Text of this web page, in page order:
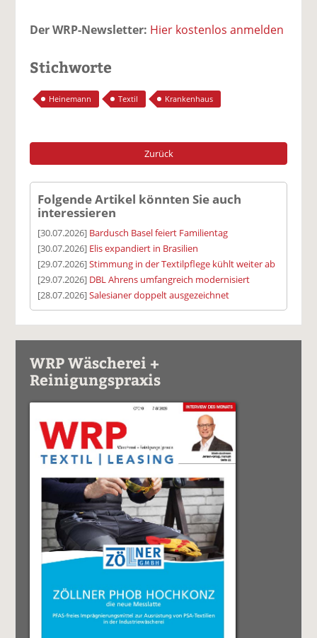
Der WRP-Newsletter: Hier kostenlos anmelden
Stichworte
Heinemann Textil Krankenhaus
Zurück
Folgende Artikel könnten Sie auch
interessieren
[30.07.2026] Bardusch Basel feiert Familientag
[30.07.2026] Elis expandiert in Brasilien
[29.07.2026]Stimmung in der Textilpflege kühlt weiter ab
[29.07.2026] DBL Ahrens umfangreich modernisiert
[28.07.2026]Salesianer doppelt ausgezeichnet
WRP Wäscherei +
Reinigungspraxis